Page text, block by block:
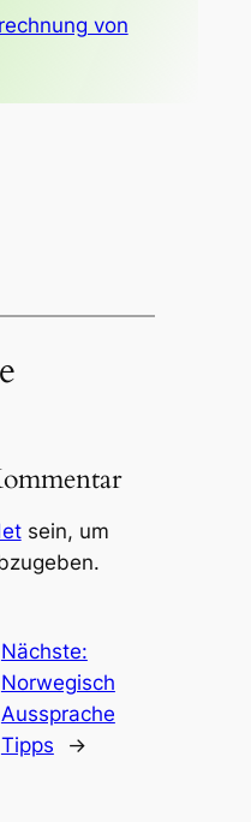
von
sein, um
Nächste:
Norwegisch
Aussprache
Tipps
→